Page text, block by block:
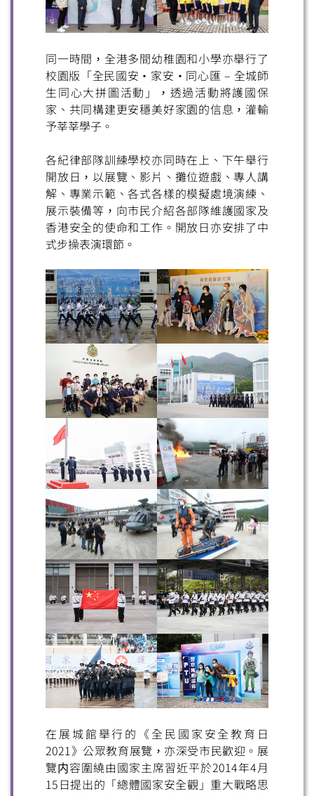
同一時間，全港多間幼稚園和小學亦舉行了
校園版「全民國安・家安・同心匯 – 全城師
生同心大拼圖活動」，透過活動將護國保
家、共同構建更安穩美好家園的信息，灌輸
予莘莘學子。
各紀律部隊訓練學校亦同時在上、下午舉行
開放日，以展覽、影片、攤位遊戲、專人講
解、專業示範、各式各樣的模擬處境演練、
展示裝備等，向市民介紹各部隊維護國家及
香港安全的使命和工作。開放日亦安排了中
式步操表演環節。
在展城館舉行的《全民國家安全教育日
2021》公眾教育展覽，亦深受市民歡迎。展
覽内容圍繞由國家主席習近平於2014年4月
15日提出的「總體國家安全觀」重大戰略思